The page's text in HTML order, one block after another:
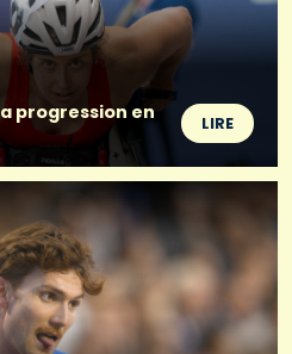
progression en
LIRE